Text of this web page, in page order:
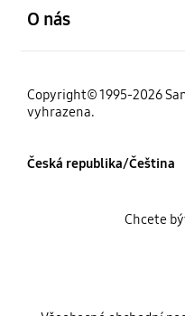
O nás
Copyright© 1995-2026
vyhrazena.
Česká republika/Čeština
Chcete